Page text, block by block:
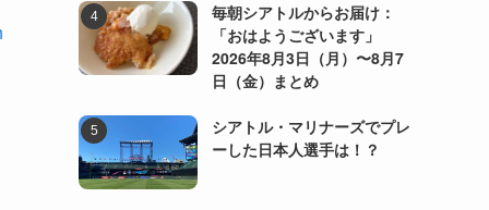
毎朝シアトルからお届け：
「おはようございます」
2026年8月3日（月）〜8月7
日（金）まとめ
シアトル・マリナーズでプレ
ーした日本人選手は！？